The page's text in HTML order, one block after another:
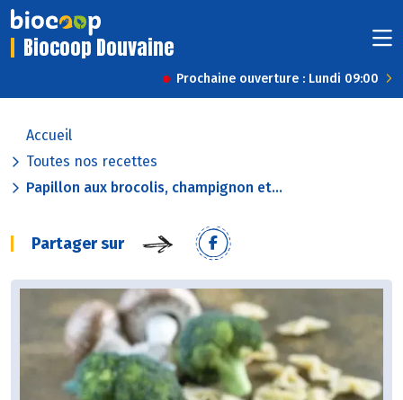
Biocoop Douvaine
Prochaine ouverture : Lundi 09:00
Accueil
Toutes nos recettes
Papillon aux brocolis, champignon et...
Partager sur